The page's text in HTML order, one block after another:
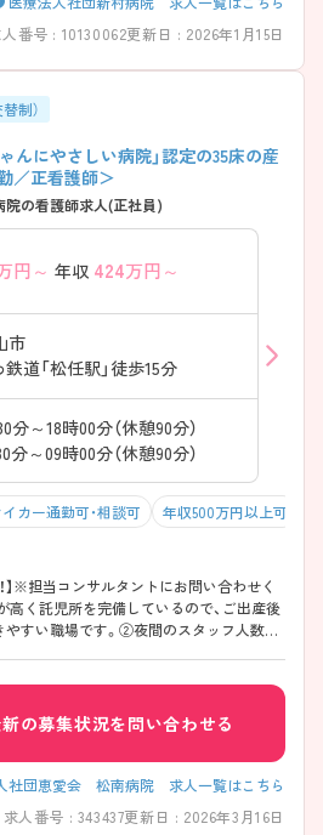
番号 : 10130062更新日 : 2026年1月15日
制）
んにやさしい病院」認定の35床の産
／正看護師＞
の看護師求人(正社員)
円～ 年収 424万円～
市
道「松任駅」徒歩15分
分～18時00分（休憩90分）
分～09時00分（休憩90分）
カー通勤可・相談可 年収500万円以上可
】※担当コンサルタントにお問い合わせく
すい職場です。②夜間のスタッフ人数体
も高く、また、残業手当も1分単位で支
もブランクがあった看護師で自分の気持
ゆっくり指導・教育していただいていま
の募集状況を問い合わせる
社団恵愛会 松南病院 求人一覧はこちら
求人番号 : 343437更新日 : 2026年3月16日